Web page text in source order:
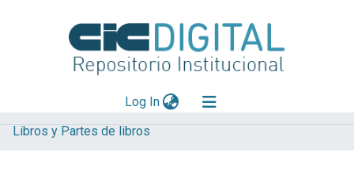
Log In(current)
Explorar
Libros y Partes de libros